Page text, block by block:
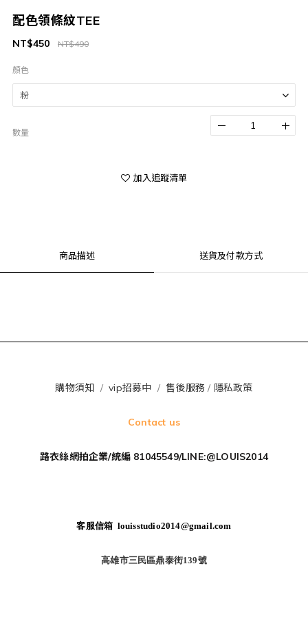
配色領條紋TEE
NT$490
NT$450
顏色
數量
加入追蹤清單
商品描述 送貨及付款方式
購物須知 /vip招募中 /售後服務 / 隱私政策
Contact us
路衣絲網拍企業/統編 81045549/LINE:@LOUIS2014
客服信箱 louisstudio2014@gmail.com
高雄市三民區鼎泰街139號